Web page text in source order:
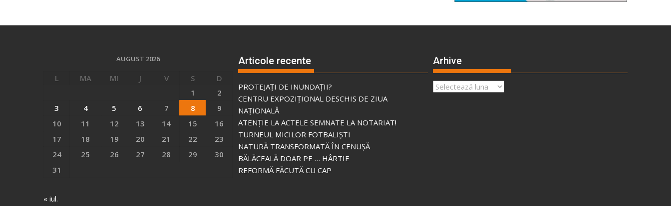
AUGUST 2026
L MA MI J V S
D
1
2
3
4 5 6 7 8
9
10
11 12 13 14 15
16
17
18 19 20 21 22
23
24
25 26 27 28 29
30
31
« iul.
Articole recente
PROTEJAȚI DE INUNDAȚII?
CENTRU EXPOZIȚIONAL DESCHIS DE ZIUA
NAȚIONALĂ
ATENȚIE LA ACTELE SEMNATE LA NOTARIAT!
TURNEUL MICILOR FOTBALIȘTI
NATURĂ TRANSFORMATĂ ÎN CENUȘĂ
BĂLĂCEALĂ DOAR PE … HÂRTIE
REFORMĂ FĂCUTĂ CU CAP
Arhive
Arhive